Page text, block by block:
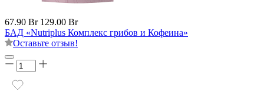
67.90 Br 129.00 Br
БАД «Nutriplus Комплекс грибов и Кофеина»
Оставьте отзыв!